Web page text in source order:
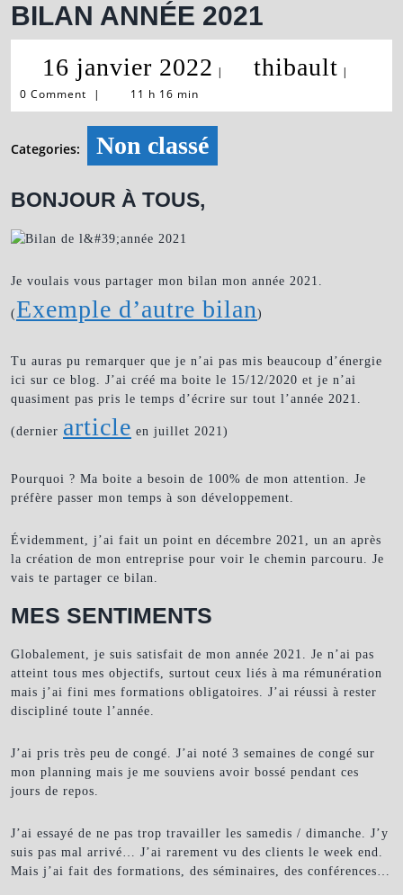
BILAN ANNÉE 2021
16 janvier 2022 16
| thibault |
0 Comment
| 11 h 16 min
Categories: Non classé
BONJOUR À TOUS,
Je voulais vous partager mon bilan mon année 2021.
(Exemple d’autre bilan)
Tu auras pu remarquer que je n’ai pas mis beaucoup d’énergie
ici sur ce blog. J’ai créé ma boite le 15/12/2020 et je n’ai
quasiment pas pris le temps d’écrire sur tout l’année 2021.
(dernier article en juillet 2021)
Pourquoi ? Ma boite a besoin de 100% de mon attention. Je
préfère passer mon temps à son développement.
Évidemment, j’ai fait un point en décembre 2021, un an après
la création de mon entreprise pour voir le chemin parcouru. Je
vais te partager ce bilan.
MES SENTIMENTS
Globalement, je suis satisfait de mon année 2021. Je n’ai pas
atteint tous mes objectifs, surtout ceux liés à ma rémunération
mais j’ai fini mes formations obligatoires. J’ai réussi à rester
discipliné toute l’année.
J’ai pris très peu de congé. J’ai noté 3 semaines de congé sur
mon planning mais je me souviens avoir bossé pendant ces
jours de repos.
J’ai essayé de ne pas trop travailler les samedis / dimanche. J’y
suis pas mal arrivé… J’ai rarement vu des clients le week end.
Mais j’ai fait des formations, des séminaires, des conférences…